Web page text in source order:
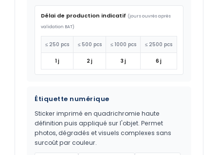
Délai de production indicatif (jours ouvrés après
validation BAT)
≤ 250 pcs ≤ 500 pcs ≤ 1000 pcs ≤ 2500 pcs
1 j 2 j 3 j 6 j
Étiquette numérique
Sticker imprimé en quadrichromie haute
définition puis appliqué sur l'objet. Permet
photos, dégradés et visuels complexes sans
surcoût par couleur.